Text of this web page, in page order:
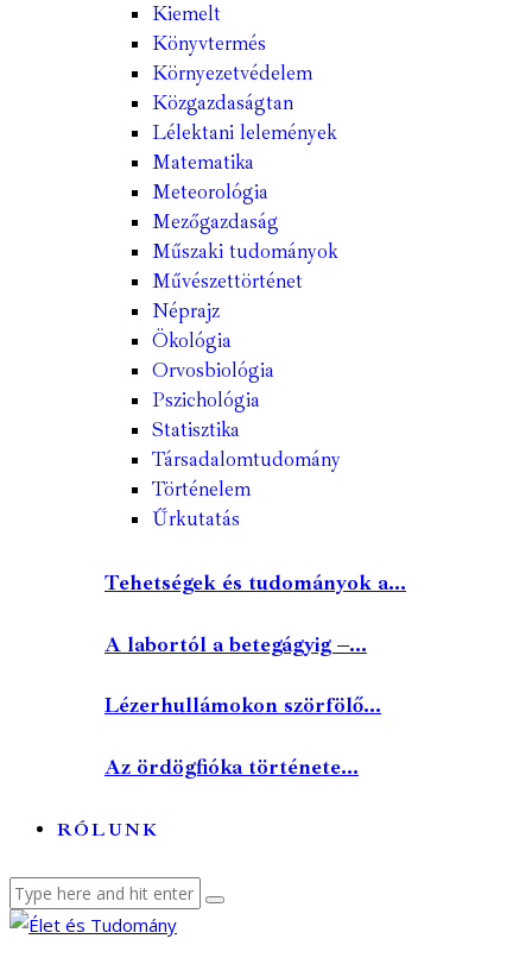
Kiemelt
Könyvtermés
Környezetvédelem
Közgazdaságtan
Lélektani lelemények
Matematika
Meteorológia
Mezőgazdaság
Műszaki tudományok
Művészettörténet
Néprajz
Ökológia
Orvosbiológia
Pszichológia
Statisztika
Társadalomtudomány
Történelem
Űrkutatás
Tehetségek és tudományok a...
A labortól a betegágyig –...
Lézerhullámokon szörfölő...
Az ördögfióka története...
RÓLUNK